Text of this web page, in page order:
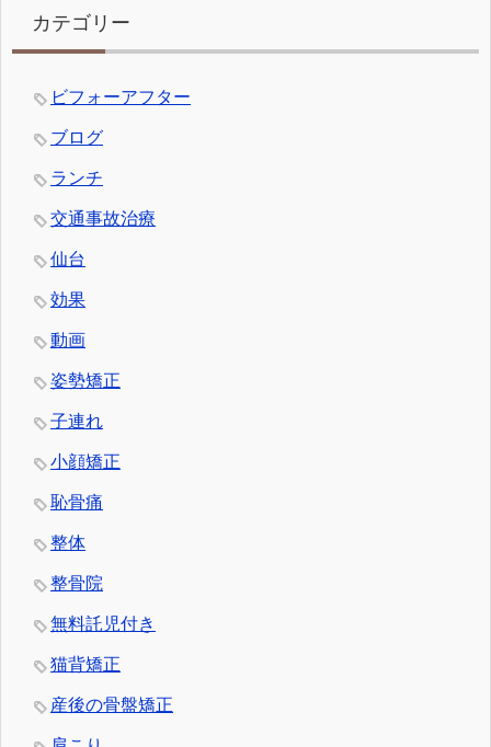
カテゴリー
ビフォーアフター
ブログ
ランチ
交通事故治療
仙台
効果
動画
姿勢矯正
子連れ
小顔矯正
恥骨痛
整体
整骨院
無料託児付き
猫背矯正
産後の骨盤矯正